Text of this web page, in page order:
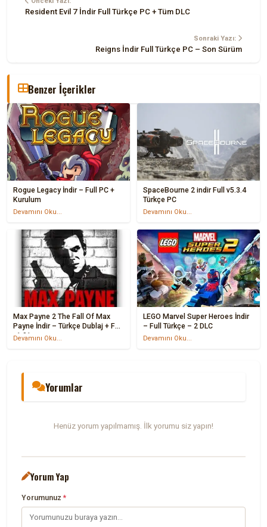
Resident Evil 7 İndir Full Türkçe PC + Tüm DLC
Sonraki Yazı:
Reigns İndir Full Türkçe PC – Son Sürüm
Benzer İçerikler
Rogue Legacy İndir – Full PC +
Kurulum
Devamını Oku...
SpaceBourne 2 indir Full v5.3.4
Türkçe PC
Devamını Oku...
Max Payne 2 The Fall Of Max
Payne İndir – Türkçe Dublaj + Full
v1.01
Devamını Oku...
LEGO Marvel Super Heroes İndir
– Full Türkçe – 2 DLC
Devamını Oku...
Yorumlar
Henüz yorum yapılmamış. İlk yorumu siz yapın!
Yorum Yap
Yorumunuz*